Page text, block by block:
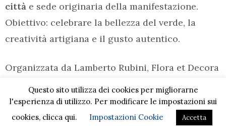
città e sede originaria della manifestazione.
Obiettivo: celebrare la bellezza del verde, la
creatività artigiana e il gusto autentico.
Organizzata da Lamberto Rubini, Flora et Decora
propone un format consolidato. Per
un’esperienza ricca di colori, profumi e sapori, le
tre aree tematiche della manifestazione – Flora,
Questo sito utilizza dei cookies per migliorarne
l'esperienza di utilizzo. Per modificare le impostazioni sui
cookies, clicca qui.
Impostazioni Cookie Accetta